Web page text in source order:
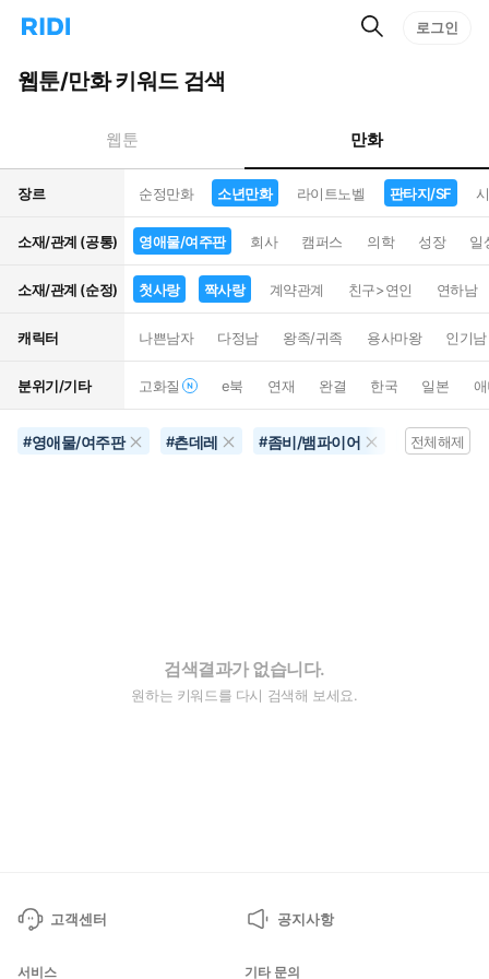
리
홈
으
턴
트
검
로그인
웹툰/만화 키워드 검색
웹툰 만화
장르 순정만화 소년만화 라이트노벨 판타지/SF
소재/관계 (공통) 영애물/여주판 회사 캠퍼스 의학 성장 일
소재/관계 (순정) 첫사랑 짝사랑 계약관계 친구>연인 연하남
캐릭터 나쁜남자 다정남 왕족/귀족 용사마왕 인기남
분위기/기타 고화질 e북 연재 완결 한국 일본
#영애물/여주판 #츤데레 #좀비/뱀파이어 영화화
전체해제
검색결과가 없습니다.
원하는 키워드를 다시 검색해 보세요.
고객센터 공지사항
서비스 기타 문의